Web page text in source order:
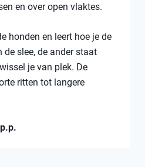
en over open vlaktes.
honden en leert hoe je de
de slee, de ander staat
je van plek. De
ritten tot langere